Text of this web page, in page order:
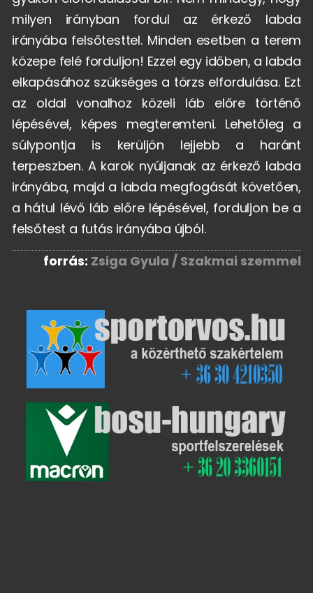
milyen irányban fordul az érkező labda
irányába felsőtesttel. Minden esetben a terem
közepe felé forduljon! Ezzel egy időben, a labda
elkapásához szükséges a törzs elfordulása. Ezt
az oldal vonalhoz közeli láb előre történő
lépésével, képes megteremteni. Lehetőleg a
súlypontja is kerüljön lejjebb a haránt
terpeszben. A karok nyúljanak az érkező labda
irányába, majd a labda megfogását követően,
a hátul lévő láb előre lépésével, forduljon be a
felsőtest a futás irányába újból.
forrás: Zsiga Gyula / Szakmai szemmel